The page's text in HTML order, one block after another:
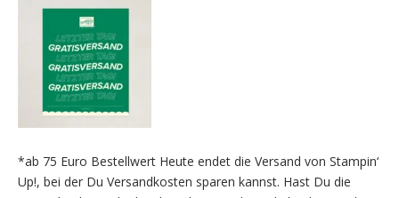
*ab 75 Euro Bestellwert Heute endet die Versand von Stampin‘
Up!, bei der Du Versandkosten sparen kannst. Hast Du die